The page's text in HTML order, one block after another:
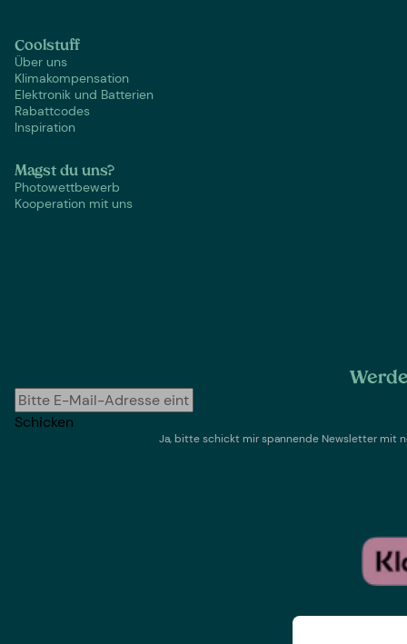
Coolstuff
Über uns
Klimakompensation
Elektronik und Batterien
Rabattcodes
Inspiration
Magst du uns?
Photowettbewerb
Kooperation mit uns
Schicken
Ja, bitte schickt mir spannende Newsletter mit